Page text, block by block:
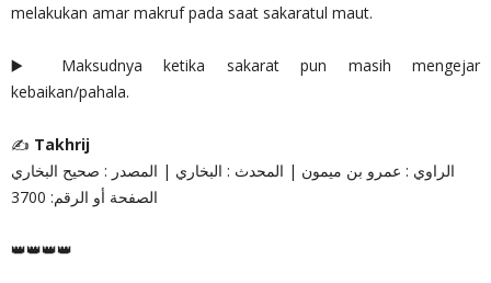
melakukan amar makruf pada saat sakaratul maut.
▶️ Maksudnya ketika sakarat pun masih mengejar
kebaikan/pahala.
✍ Takhrij
الراوي : عمرو بن ميمون | المحدث : البخاري | المصدر : صحيح البخاري
الصفحة أو الرقم: 3700
👑👑👑👑